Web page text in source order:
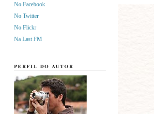
No Facebook
No Twitter
No Flickr
Na Last FM
PERFIL DO AUTOR